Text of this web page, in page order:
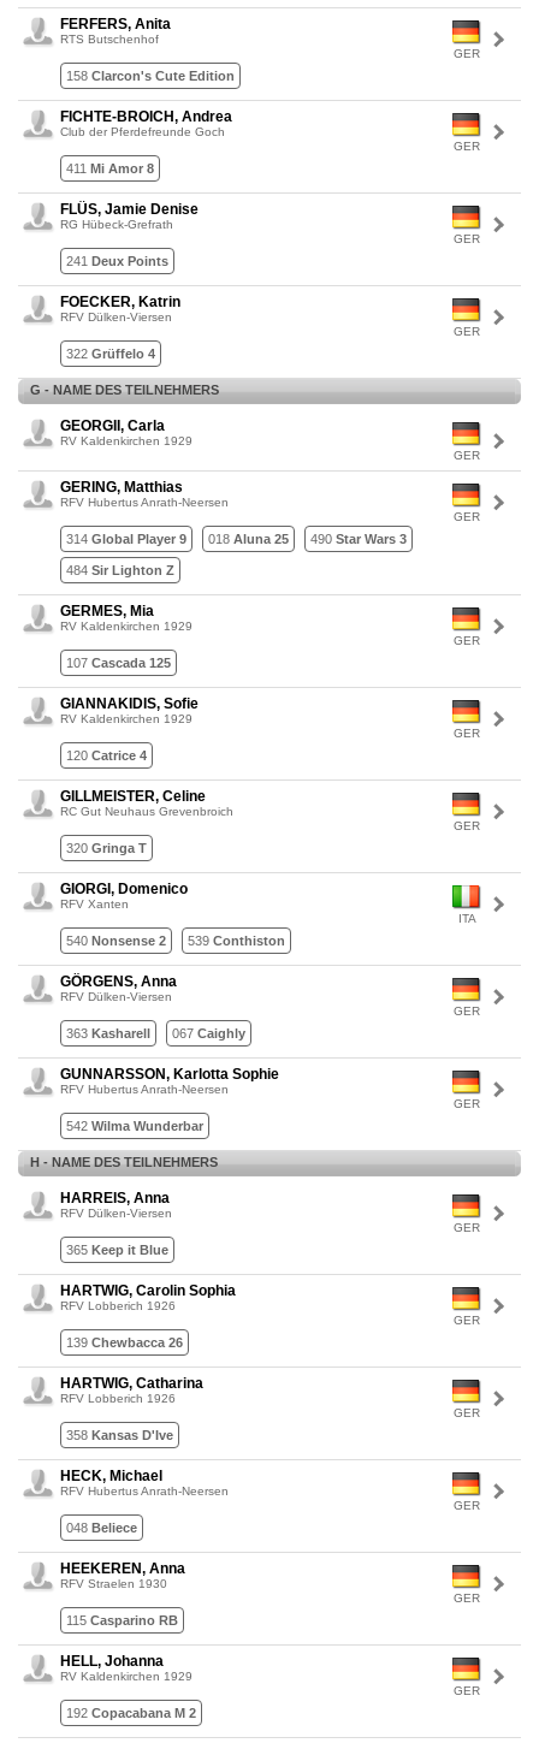
GER
FERFERS, Anita
RTS Butschenhof
158 Clarcon's Cute Edition
GER
FICHTE-BROICH, Andrea
Club der Pferdefreunde Goch
411 Mi Amor 8
GER
FLÜS, Jamie Denise
RG Hübeck-Grefrath
241 Deux Points
GER
FOECKER, Katrin
RFV Dülken-Viersen
322 Grüffelo 4
G - NAME DES TEILNEHMERS
GER
GEORGII, Carla
RV Kaldenkirchen 1929
GER
GERING, Matthias
RFV Hubertus Anrath-Neersen
314 Global Player 9 018 Aluna 25 490 Star Wars 3
484 Sir Lighton Z
GER
GERMES, Mia
RV Kaldenkirchen 1929
107 Cascada 125
GER
GIANNAKIDIS, Sofie
RV Kaldenkirchen 1929
120 Catrice 4
GER
GILLMEISTER, Celine
RC Gut Neuhaus Grevenbroich
320 Gringa T
ITA
GIORGI, Domenico
RFV Xanten
540 Nonsense 2 539 Conthiston
GER
GÖRGENS, Anna
RFV Dülken-Viersen
363 Kasharell 067 Caighly
GER
GUNNARSSON, Karlotta Sophie
RFV Hubertus Anrath-Neersen
542 Wilma Wunderbar
H - NAME DES TEILNEHMERS
GER
HARREIS, Anna
RFV Dülken-Viersen
365 Keep it Blue
GER
HARTWIG, Carolin Sophia
RFV Lobberich 1926
139 Chewbacca 26
GER
HARTWIG, Catharina
RFV Lobberich 1926
358 Kansas D'Ive
GER
HECK, Michael
RFV Hubertus Anrath-Neersen
048 Beliece
GER
HEEKEREN, Anna
RFV Straelen 1930
115 Casparino RB
GER
HELL, Johanna
RV Kaldenkirchen 1929
192 Copacabana M 2